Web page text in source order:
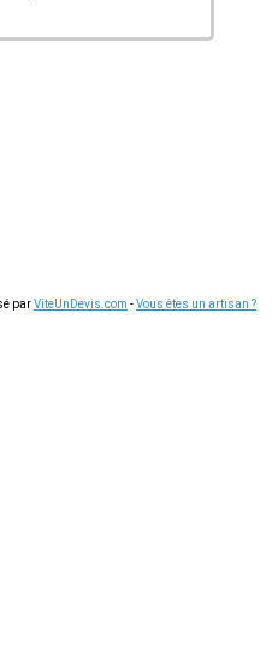
parViteUnDevis.com -Vous êtes un artisan ?